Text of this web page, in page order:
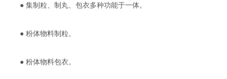
● 集制粒、制丸、包衣多种功能于一体。
● 粉体物料制粒。
● 粉体物料包衣。